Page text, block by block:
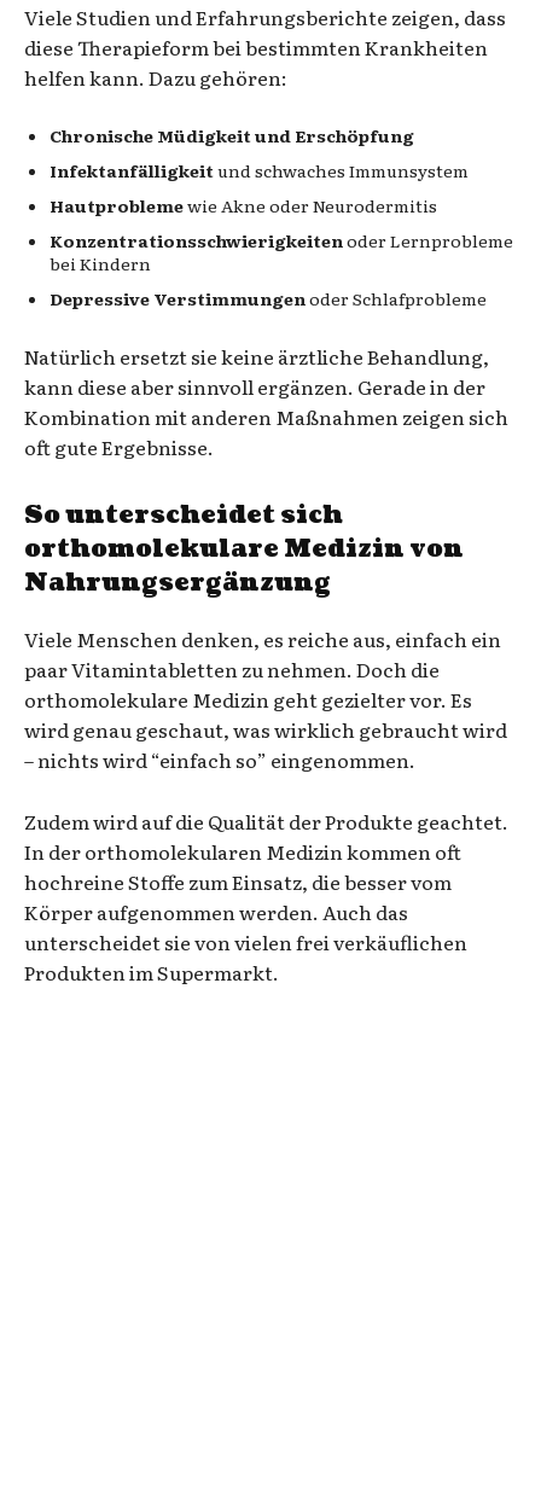
Viele Studien und Erfahrungsberichte zeigen, dass
diese Therapieform bei bestimmten Krankheiten
helfen kann. Dazu gehören:
Chronische Müdigkeit und Erschöpfung
Infektanfälligkeit und schwaches Immunsystem
Hautproblemewie Akne oder Neurodermitis
Konzentrationsschwierigkeiten oder Lernprobleme
bei Kindern
Depressive Verstimmungen oder Schlafprobleme
Natürlich ersetzt sie keine ärztliche Behandlung,
kann diese aber sinnvoll ergänzen. Gerade in der
Kombination mit anderen Maßnahmen zeigen sich
oft gute Ergebnisse.
So unterscheidet sich
orthomolekulare Medizin von
Nahrungsergänzung
Viele Menschen denken, es reiche aus, einfach ein
paar Vitamintabletten zu nehmen. Doch die
orthomolekulare Medizin geht gezielter vor. Es
wird genau geschaut, was wirklich gebraucht wird
– nichts wird “einfach so” eingenommen.
Zudem wird auf die Qualität der Produkte geachtet.
In der orthomolekularen Medizin kommen oft
hochreine Stoffe zum Einsatz, die besser vom
Körper aufgenommen werden. Auch das
unterscheidet sie von vielen frei verkäuflichen
Produkten im Supermarkt.